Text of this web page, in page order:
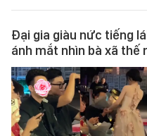
Đại gia giàu nức tiếng
ánh mắt nhìn bà xã thế